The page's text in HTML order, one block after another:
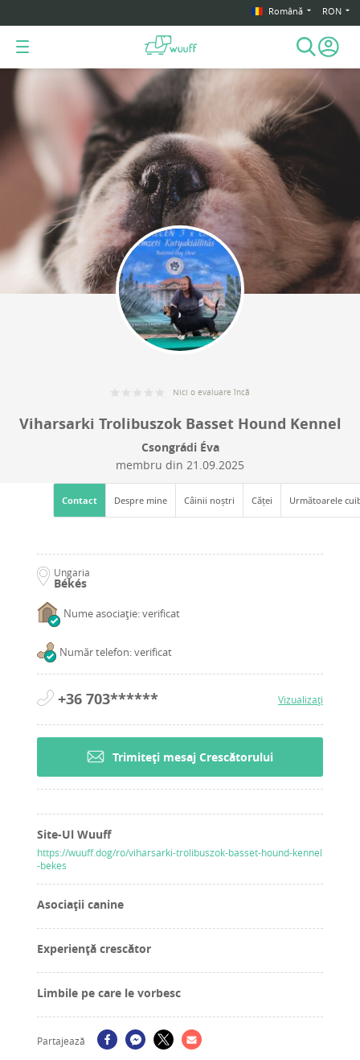
Română RON
Nici o evaluare încă
Viharsarki Trolibuszok Basset Hound Kennel
Csongrádi Éva
membru din 21.09.2025
Contact Despre mine Câinii noștri Căței Următoarele
Ungaria
Békés
Nume asociație: verificat
Număr telefon: verificat
+36 703****** Vizualizați
Trimiteți mesaj Crescătorului
Site-Ul Wuuff
https://wuuff.dog/ro/viharsarki-trolibuszok-basset-hound-kennel
-bekes
Asociații canine
Experiență crescător
Limbile pe care le vorbesc
Partajează